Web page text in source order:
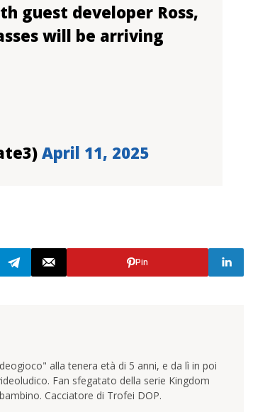
guest developer Ross,
will be arriving
April 11, 2025
Pin
alla tenera età di 5 anni, e da lì in poi
Fan sfegatato della serie Kingdom
Cacciatore di Trofei DOP.